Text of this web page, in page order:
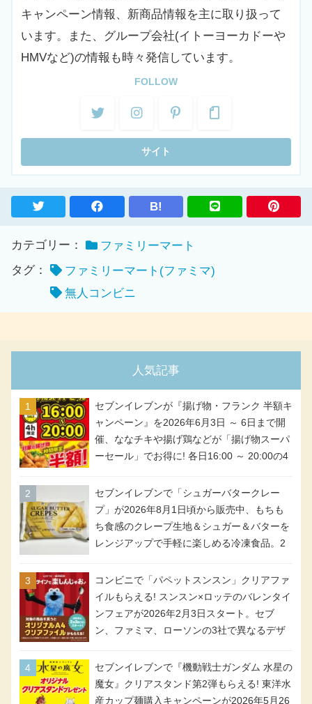
キャンペーン情報、新商品情報を主に取り扱って
います。また、グループ会社(イトーヨーカドーや
HMVなど)の情報も時々発信しています。
FOLLOW
B!
カテゴリー：
ファミリーマート
タグ：
ファミリーマート(ファミマ)
無人コンビニ
人気記事
セブンイレブンが『揚げ物・フランク 半額キ
ャンペーン』を2026年6月3日 ～ 6日まで開
催、ななチキや揚げ鶏などが「揚げ物スーパ
ーセール」でお得に! 各日16:00 ～ 20:00の4
アメリカンドッグが税抜き69円!
セブンイレブンで「シュガーバタークレー
プ」が2026年8月1日頃から販売中、もちも
ち食感のクレープ生地＆シュガー＆バターを
レンジアップで手軽に楽しめる冷凍食品。2
コンビニで「パペットスンスン」クリアファ
イルもらえる! スンスン×ロッテのバレンタイ
ンフェアが2026年2月3日スタート。セブ
ン、ファミマ、ローソンの3社で異なるデザ
セブンイレブンで『機動戦士ガンダム 水星の
魔女』クリアスタンド第2弾もらえる! 東洋水
産カップ麺購入キャンペーンが2026年5月26